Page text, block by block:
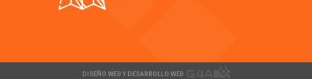
DISEÑO WEB Y DESARROLLO WEB